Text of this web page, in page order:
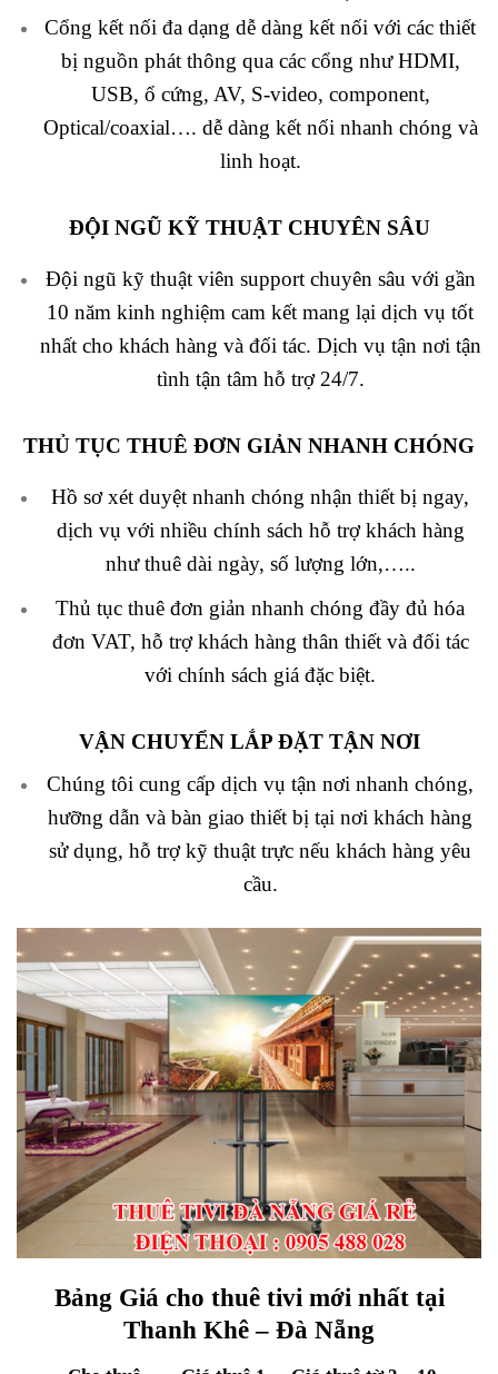
Cổng kết nối đa dạng dễ dàng kết nối với các thiết
bị nguồn phát thông qua các cổng như HDMI,
USB, ổ cứng, AV, S-video, component,
Optical/coaxial…. dễ dàng kết nối nhanh chóng và
linh hoạt.
ĐỘI NGŨ KỸ THUẬT CHUYÊN SÂU
Đội ngũ kỹ thuật viên support chuyên sâu với gần
10 năm kinh nghiệm cam kết mang lại dịch vụ tốt
nhất cho khách hàng và đối tác. Dịch vụ tận nơi tận
tình tận tâm hỗ trợ 24/7.
THỦ TỤC THUÊ ĐƠN GIẢN NHANH CHÓNG
Hồ sơ xét duyệt nhanh chóng nhận thiết bị ngay,
dịch vụ với nhiều chính sách hỗ trợ khách hàng
như thuê dài ngày, số lượng lớn,…..
Thủ tục thuê đơn giản nhanh chóng đầy đủ hóa
đơn VAT, hỗ trợ khách hàng thân thiết và đối tác
với chính sách giá đặc biệt.
VẬN CHUYỂN LẮP ĐẶT TẬN NƠI
Chúng tôi cung cấp dịch vụ tận nơi nhanh chóng,
hưỡng dẫn và bàn giao thiết bị tại nơi khách hàng
sử dụng, hỗ trợ kỹ thuật trực nếu khách hàng yêu
cầu.
Bảng Giá cho thuê tivi mới nhất tại
Thanh Khê – Đà Nẵng